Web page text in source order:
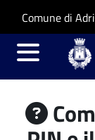
Salta al
Skip to
Comune di